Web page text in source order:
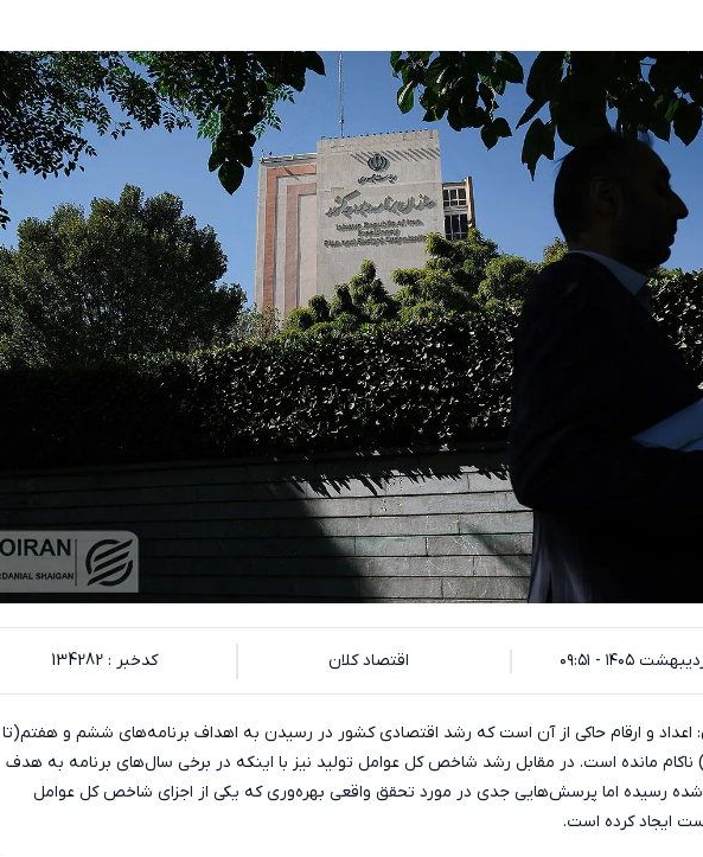
اقتصاد کلان کدخبر : 134282
اعداد و ارقام حاکی از آن است که رشد اقتصادی کشور در رسیدن به اهداف برنامه‌های ششم و هفتم(تا
ناکام مانده است. در مقابل رشد شاخص کل عوامل تولید نیز با اینکه در برخی سال‌های برنامه به هدف
رسیده اما پرسش‌هایی جدی در مورد تحقق واقعی بهره‌وری که یکی از اجزای شاخص کل عوامل
ایجاد کرده است.